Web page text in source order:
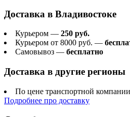
Доставка в Владивостоке
Курьером — 250 руб.
Курьером от 8000 руб. —
Самовывоз — бесплатно
Доставка в другие регионы
По цене транспортной компании
Подробнее про доставку